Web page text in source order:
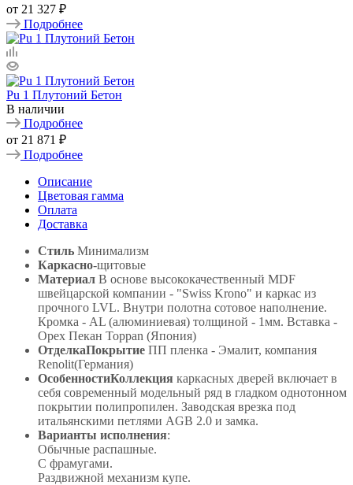
от 21 327 ₽
Подробнее
Pu 1 Плутоний Бетон
В наличии
Подробнее
от 21 871 ₽
Подробнее
Описание
Цветовая гамма
Оплата
Доставка
Стиль Минимализм
Каркасно-щитовые
Материал В основе высококачественный MDF
швейцарской компании - "Swiss Krono" и каркас из
прочного LVL. Внутри полотна сотовое наполнение.
Кромка - AL (алюминиевая) толщиной - 1мм. Вставка -
Орех Пекан Toppan (Япония)
ОтделкаПокрытие ПП пленка - Эмалит, компания
Renolit(Германия)
ОсобенностиКоллекция каркасных дверей включает в
себя современный модельный ряд в гладком однотонном
покрытии полипропилен. Заводская врезка под
итальянскими петлями AGB 2.0 и замка.
Варианты исполнения:
Обычные распашные.
С фрамугами.
Раздвижной механизм купе.